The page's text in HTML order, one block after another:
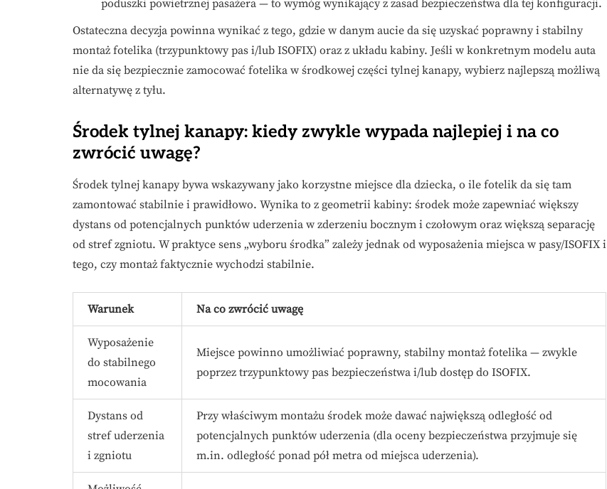
poduszki powietrznej pasażera — to wymóg wynikający z zasad bezpieczeństwa dla tej konfiguracji.
Ostateczna decyzja powinna wynikać z tego, gdzie w danym aucie da się uzyskać poprawny i stabilny
montaż fotelika (trzypunktowy pas i/lub ISOFIX) oraz z układu kabiny. Jeśli w konkretnym modelu auta
nie da się bezpiecznie zamocować fotelika w środkowej części tylnej kanapy, wybierz najlepszą możliwą
alternatywę z tyłu.
Środek tylnej kanapy: kiedy zwykle wypada najlepiej i na co
zwrócić uwagę?
Środek tylnej kanapy bywa wskazywany jako korzystne miejsce dla dziecka, o ile fotelik da się tam
zamontować stabilnie i prawidłowo. Wynika to z geometrii kabiny: środek może zapewniać większy
dystans od potencjalnych punktów uderzenia w zderzeniu bocznym i czołowym oraz większą separację
od stref zgniotu. W praktyce sens „wyboru środka” zależy jednak od wyposażenia miejsca w pasy/ISOFIX i
tego, czy montaż faktycznie wychodzi stabilnie.
Warunek Na co zwrócić uwagę
Wyposażenie
do stabilnego
mocowania
Miejsce powinno umożliwiać poprawny, stabilny montaż fotelika — zwykle
poprzez trzypunktowy pas bezpieczeństwa i/lub dostęp do ISOFIX.
Dystans od
stref uderzenia
i zgniotu
Przy właściwym montażu środek może dawać największą odległość od
potencjalnych punktów uderzenia (dla oceny bezpieczeństwa przyjmuje się
m.in. odległość ponad pół metra od miejsca uderzenia).